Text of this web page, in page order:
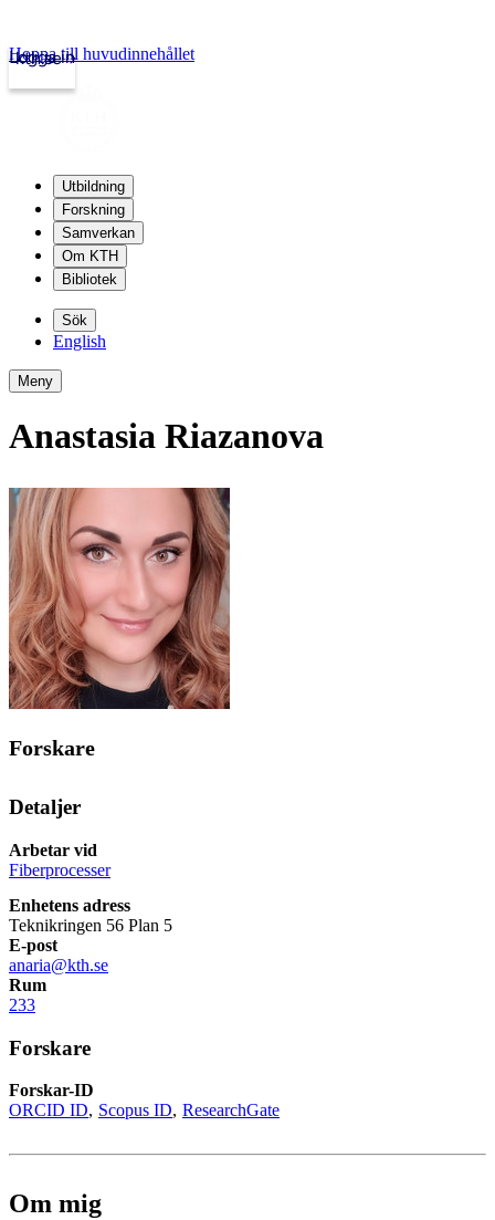
kth.se
Logga in
Hoppa till huvudinnehållet
Utbildning
Forskning
Samverkan
Om KTH
Bibliotek
Sök
English
Meny
Anastasia Riazanova
Forskare
Detaljer
Arbetar vid
Fiberprocesser
Enhetens adress
Teknikringen 56 Plan 5
E-post
anaria@kth.se
Rum
233
Forskare
Forskar-ID
ORCID ID
Scopus ID ResearchGate
Om mig